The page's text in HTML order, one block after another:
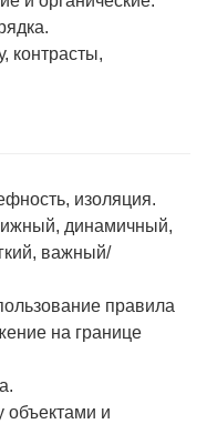
контрасты,
изоляция.
динамичный,
важный/
правила
на границе
объектами и